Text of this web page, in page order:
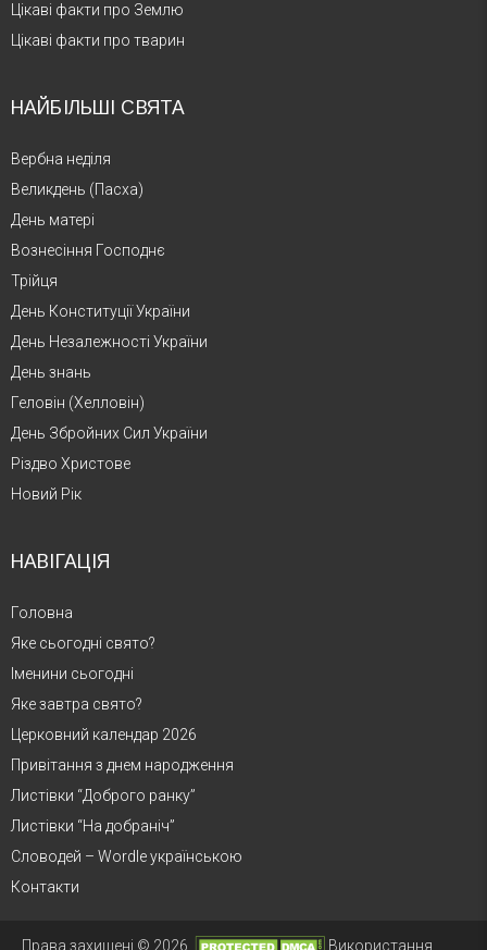
Цікаві факти про Землю
Цікаві факти про тварин
НАЙБІЛЬШІ СВЯТА
Вербна неділя
Великдень (Пасха)
День матері
Вознесіння Господнє
Трійця
День Конституції України
День Незалежності України
День знань
Геловін (Хелловін)
День Збройних Сил України
Різдво Христове
Новий Рік
НАВІГАЦІЯ
Головна
Яке сьогодні свято?
Іменини сьогодні
Яке завтра свято?
Церковний календар 2026
Привітання з днем народження
Листівки “Доброго ранку”
Листівки “На добраніч”
Словодей – Wordle українською
Контакти
Права захищені © 2026. Використання